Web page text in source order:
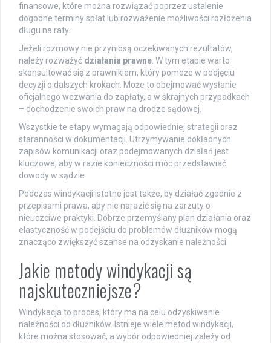
finansowe, które można rozwiązać poprzez ustalenie
dogodne terminy spłat lub rozważenie możliwości rozłożenia
długu na raty.
Jeżeli rozmowy nie przyniosą oczekiwanych rezultatów,
należy rozważyć działania prawne . W tym etapie warto
skonsultować się z prawnikiem, który pomoże w podjęciu
decyzji o dalszych krokach. Może to obejmować wysłanie
oficjalnego wezwania do zapłaty, a w skrajnych przypadkach
– dochodzenie swoich praw na drodze sądowej.
Wszystkie te etapy wymagają odpowiedniej strategii oraz
staranności w dokumentacji. Utrzymywanie dokładnych
zapisów komunikacji oraz podejmowanych działań jest
kluczowe, aby w razie konieczności móc przedstawiać
dowody w sądzie.
Podczas windykacji istotne jest także, by działać zgodnie z
przepisami prawa, aby nie narazić się na zarzuty o
nieuczciwe praktyki. Dobrze przemyślany plan działania oraz
elastyczność w podejściu do problemów dłużników mogą
znacząco zwiększyć szanse na odzyskanie należności.
Jakie metody windykacji są
najskuteczniejsze?
Windykacja to proces, który ma na celu odzyskiwanie
należności od dłużników. Istnieje wiele metod windykacji,
które można stosować, a wybór odpowiedniej zależy od